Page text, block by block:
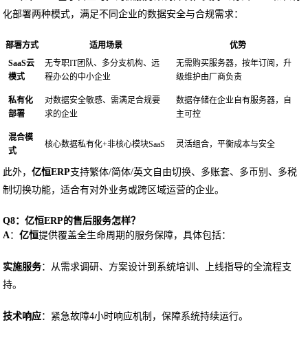
化部署两种模式，满足不同企业的数据安全与合规需求：
部署方式 适用场景
优势
SaaS云
模式
无专职IT团队、多分支机构、远
程办公的中小企业
无需购买服务器，按年订阅，升
级维护由厂商负责
私有化
部署
对数据安全敏感、需满足合规要
求的企业
数据存储在企业自有服务器，自
主可控
混合模
式
核心数据私有化+非核心模块SaaS 灵活组合，平衡成本与安全
此外，亿恒ERP支持繁体/简体/英文自由切换、多账套、多币别、多税
制切换功能，适合有对外业务或跨区域运营的企业。
Q8：亿恒ERP的售后服务怎样？
A：亿恒提供覆盖全生命周期的服务保障，具体包括：
实施服务：从需求调研、方案设计到系统培训、上线指导的全流程支
持。
技术响应：紧急故障4小时响应机制，保障系统持续运行。